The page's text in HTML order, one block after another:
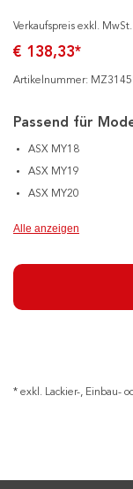
Verkaufspreis exkl. MwSt.
€ 138,33*
Artikelnummer:
Passend für
ASX MY18
ASX MY19
ASX MY20
Alle anzeigen
* exkl. Lackier-, Einbau-